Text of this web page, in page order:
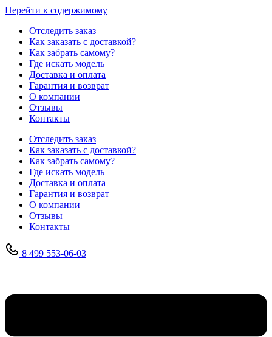
Перейти к содержимому
Отследить заказ
Как заказать с доставкой?
Как забрать самому?
Где искать модель
Доставка и оплата
Гарантия и возврат
О компании
Отзывы
Контакты
Отследить заказ
Как заказать с доставкой?
Как забрать самому?
Где искать модель
Доставка и оплата
Гарантия и возврат
О компании
Отзывы
Контакты
8 499 553-06-03